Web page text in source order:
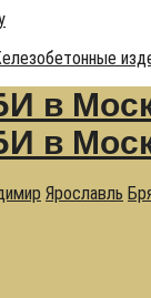
Ярославль